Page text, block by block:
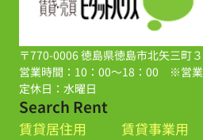
〒770-0006 徳島県徳島市北矢三町
営業時間：10：00～18：00 ※営業
定休日：水曜日
Search Rent
賃貸居住用
賃貸事業用